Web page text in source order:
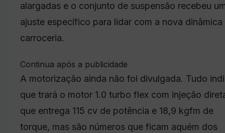
alargadas e o conjunto de suspensão recebeu
ajuste específico para lidar com a nova dinâmica
carroceria.
Continua após a publicidade
A motorização ainda não foi divulgada. Tudo
que trará o motor 1.0 turbo flex com injeção
que entrega 115 cv de potência e 18,9 kgfm de
torque, mas são números que ficam aquém dos